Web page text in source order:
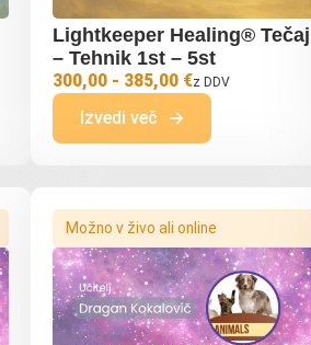
Lightkeeper Healing® Tečaj
– Tehnik 1st – 5st
300,00 - 385,00 €z DDV
Izvedi več
Možno v živo ali online